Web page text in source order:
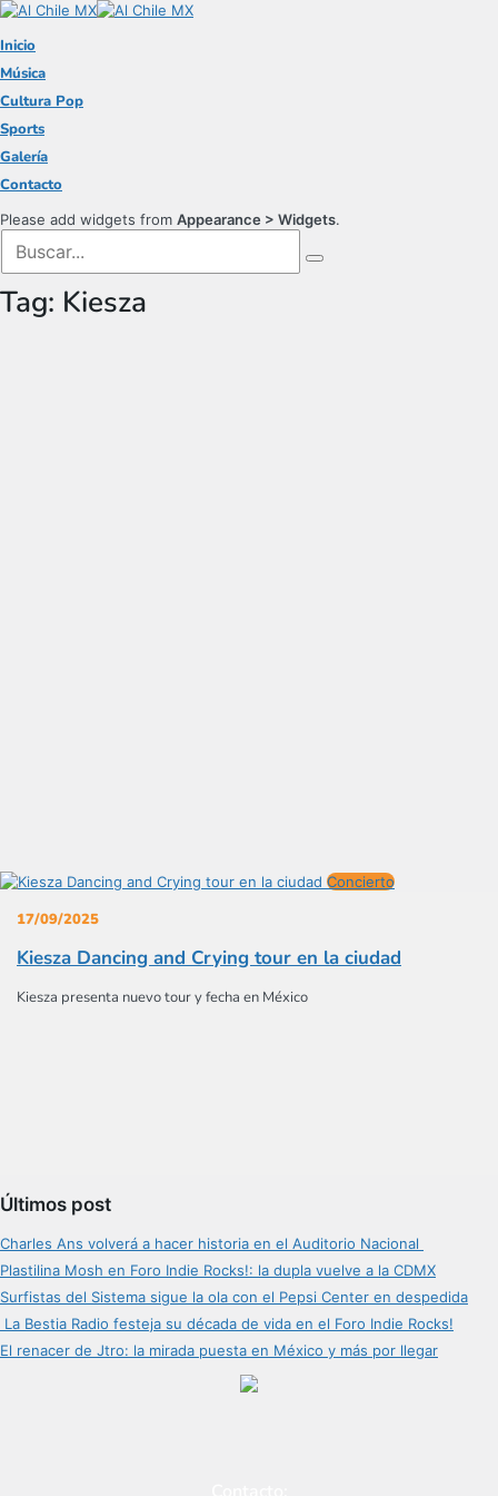
Inicio
Música
Cultura Pop
Sports
Galería
Contacto
Please add widgets from Appearance > Widgets.
Tag: Kiesza
Concierto
17/09/2025
Kiesza Dancing and Crying tour en la ciudad
Kiesza presenta nuevo tour y fecha en México
Últimos post
Charles Ans volverá a hacer historia en el Auditorio Nacional
Plastilina Mosh en Foro Indie Rocks!: la dupla vuelve a la CDMX
Surfistas del Sistema sigue la ola con el Pepsi Center en despedida
La Bestia Radio festeja su década de vida en el Foro Indie Rocks!
El renacer de Jtro: la mirada puesta en México y más por llegar